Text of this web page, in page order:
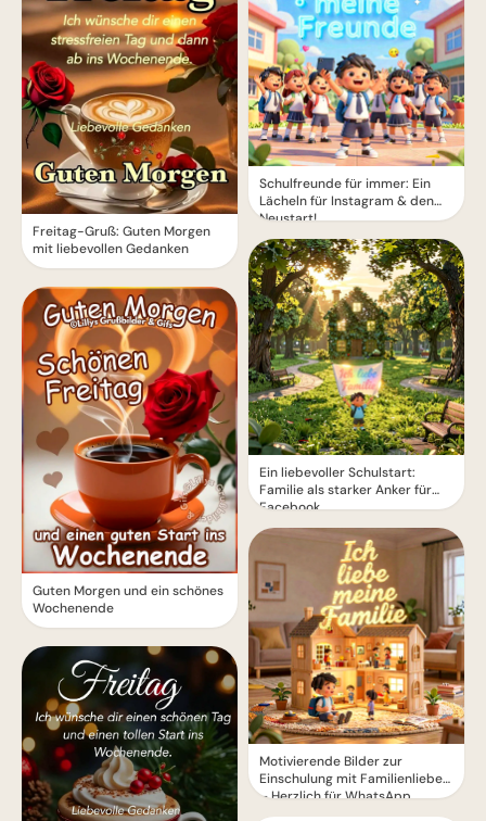
Freitag-Gruß: Guten Morgen
mit liebevollen Gedanken
Guten Morgen und ein schönes
Wochenende
Schulfreunde für immer: Ein
Lächeln für Instagram & den
Neustart!
Ein liebevoller Schulstart:
Familie als starker Anker für
Facebook
Motivierende Bilder zur
Einschulung mit Familienliebe
– Herzlich für WhatsApp